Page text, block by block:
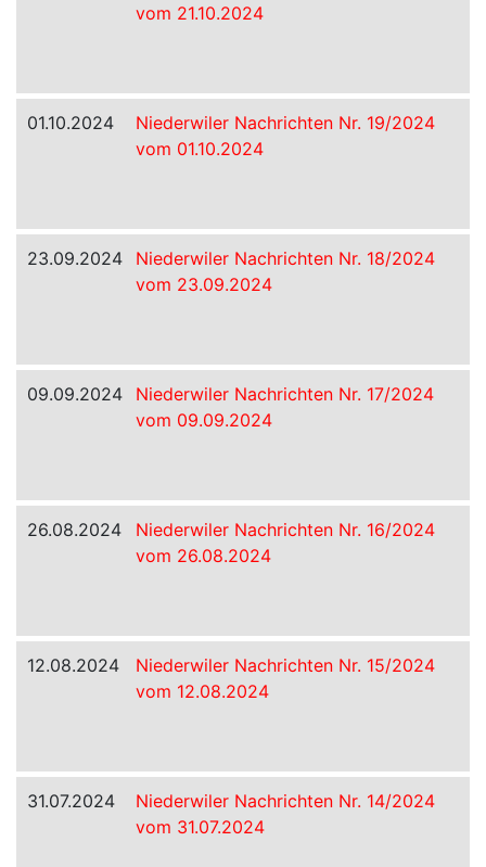
vom 21.10.2024
01.10.2024
Niederwiler Nachrichten Nr. 19/2024
vom 01.10.2024
23.09.2024
Niederwiler Nachrichten Nr. 18/2024
vom 23.09.2024
09.09.2024
Niederwiler Nachrichten Nr. 17/2024
vom 09.09.2024
26.08.2024
Niederwiler Nachrichten Nr. 16/2024
vom 26.08.2024
12.08.2024
Niederwiler Nachrichten Nr. 15/2024
vom 12.08.2024
31.07.2024
Niederwiler Nachrichten Nr. 14/2024
vom 31.07.2024